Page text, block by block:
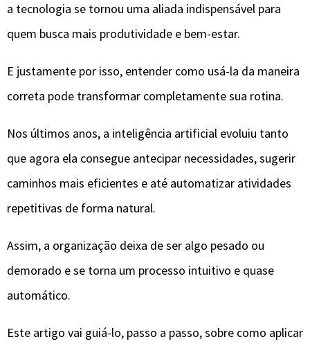
a tecnologia se tornou uma aliada indispensável para
quem busca mais produtividade e bem-estar.
E justamente por isso, entender como usá-la da maneira
correta pode transformar completamente sua rotina.
Nos últimos anos, a inteligência artificial evoluiu tanto
que agora ela consegue antecipar necessidades, sugerir
caminhos mais eficientes e até automatizar atividades
repetitivas de forma natural.
Assim, a organização deixa de ser algo pesado ou
demorado e se torna um processo intuitivo e quase
automático.
Este artigo vai guiá-lo, passo a passo, sobre como aplicar